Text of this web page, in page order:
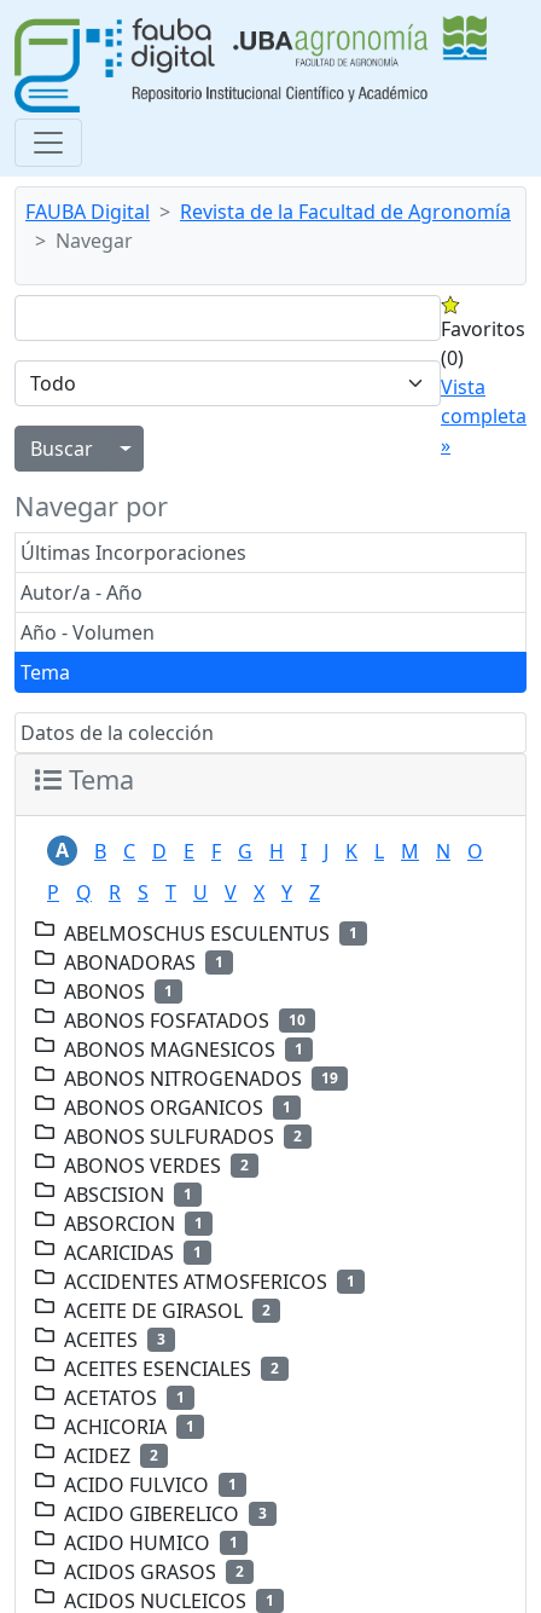
FAUBA Digital
Revista de la Facultad de Agronomía
Navegar
Alternar menú desplegable
Favoritos
(0)
Vista
completa
»
Navegar por
Últimas Incorporaciones
Autor/a - Año
Año - Volumen
Tema
Datos de la colección
Tema
A B C D E F G H I J K L M N
O
P
Q R S T U V X Y
Z
ABELMOSCHUS ESCULENTUS
1
ABONADORAS 1
ABONOS 1
ABONOS FOSFATADOS 10
ABONOS MAGNESICOS 1
ABONOS NITROGENADOS 19
ABONOS ORGANICOS 1
ABONOS SULFURADOS 2
ABONOS VERDES 2
ABSCISION 1
ABSORCION 1
ACARICIDAS 1
ACCIDENTES ATMOSFERICOS 1
ACEITE DE GIRASOL 2
ACEITES 3
ACEITES ESENCIALES 2
ACETATOS 1
ACHICORIA 1
ACIDEZ 2
ACIDO FULVICO 1
ACIDO GIBERELICO 3
ACIDO HUMICO 1
ACIDOS GRASOS 2
ACIDOS NUCLEICOS 1